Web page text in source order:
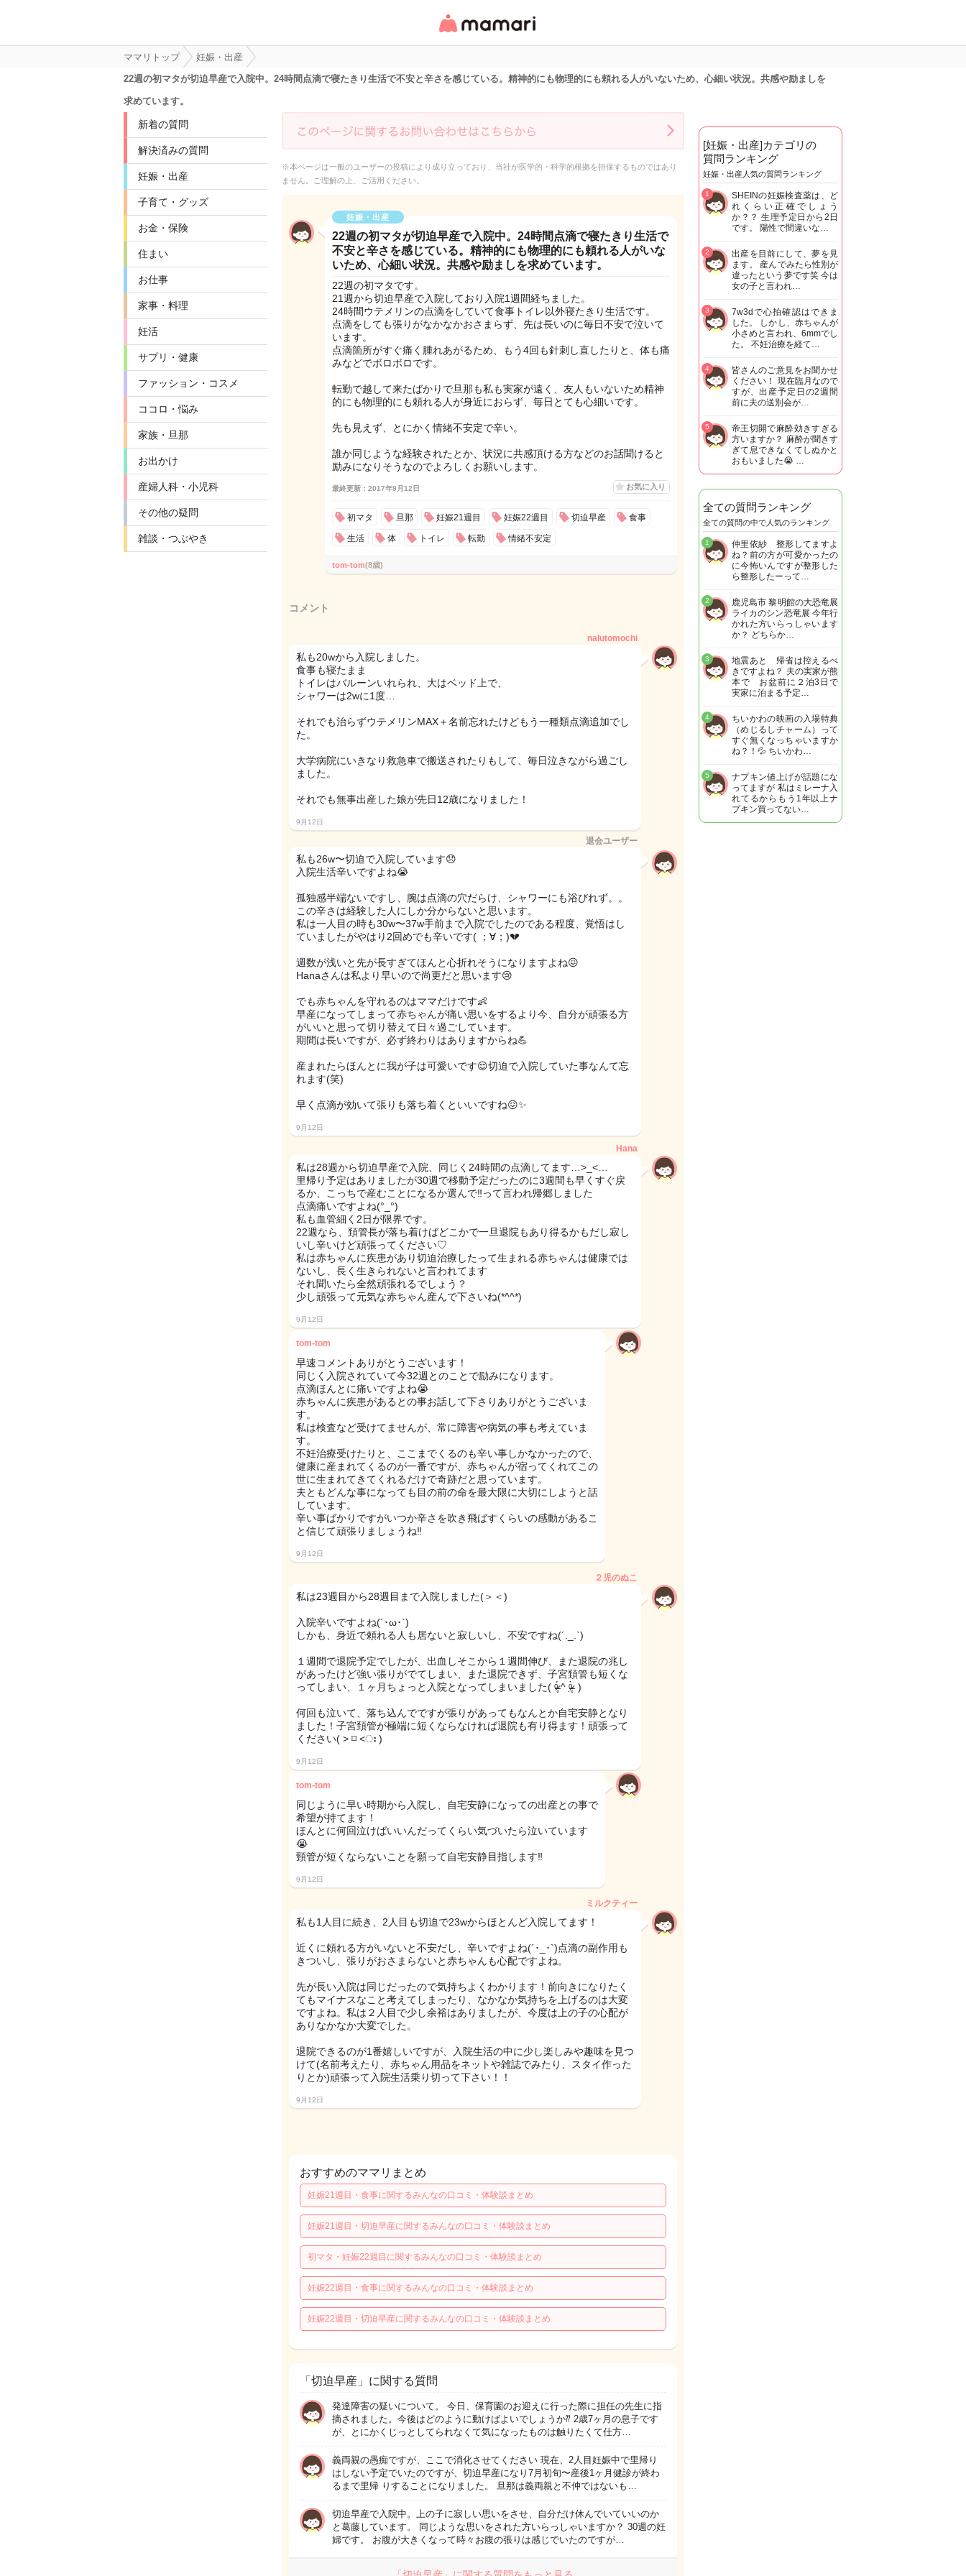
リ・情報サイト
ママリトップ
妊娠・出産
22週の初マタが切迫早産で入院中。24時間点滴で寝たきり生活で不安と辛さを感じている。精神的にも物理的にも頼れる人がいないため、心細い状況。共感や励ましを
求めています。
新着の質問
解決済みの質問
妊娠・出産
子育て・グッズ
お金・保険
住まい
お仕事
家事・料理
妊活
サプリ・健康
ファッション・コスメ
ココロ・悩み
家族・旦那
お出かけ
産婦人科・小児科
その他の疑問
雑談・つぶやき
※本ページは一般のユーザーの投稿により成り立っており、当社が医学的・科学的根拠を担保するものではあり
ません。ご理解の上、ご活用ください。
妊娠・出産
22週の初マタが切迫早産で入院中。24時間点滴で寝たきり生活で
不安と辛さを感じている。精神的にも物理的にも頼れる人がいな
いため、心細い状況。共感や励ましを求めています。
22週の初マタです。
21週から切迫早産で入院しており入院1週間経ちました。
24時間ウテメリンの点滴をしていて食事トイレ以外寝たきり生活です。
点滴をしても張りがなかなかおさまらず、先は長いのに毎日不安で泣いて
います。
点滴箇所がすぐ痛く腫れあがるため、もう4回も針刺し直したりと、体も痛
みなどでボロボロです。
転勤で越して来たばかりで旦那も私も実家が遠く、友人もいないため精神
的にも物理的にも頼れる人が身近におらず、毎日とても心細いです。
先も見えず、とにかく情緒不安定で辛い。
誰か同じような経験されたとか、状況に共感頂ける方などのお話聞けると
励みになりそうなのでよろしくお願いします。
最終更新：2017年9月12日 お気に入り
初マタ 旦那 妊娠21週目 妊娠22週目 切迫早産 食事
生活 体 トイレ 転勤 情緒不安定
tom-tom(8歳)
コメント
nalutomochi
私も20wから入院しました。
食事も寝たまま
トイレはバルーンいれられ、大はベッド上で、
シャワーは2wに1度…
それでも治らずウテメリンMAX＋名前忘れたけどもう一種類点滴追加でし
た。
大学病院にいきなり救急車で搬送されたりもして、毎日泣きながら過ごし
ました。
それでも無事出産した娘が先日12歳になりました！
9月12日
退会ユーザー
私も26w〜切迫で入院しています😞
入院生活辛いですよね😭
孤独感半端ないですし、腕は点滴の穴だらけ、シャワーにも浴びれず。。
この辛さは経験した人にしか分からないと思います。
私は一人目の時も30w〜37w手前まで入院でしたのである程度、覚悟はし
ていましたがやはり2回めでも辛いです( ；∀；)💔
週数が浅いと先が長すぎてほんと心折れそうになりますよね😖
Hanaさんは私より早いので尚更だと思います😢
でも赤ちゃんを守れるのはママだけです👶
早産になってしまって赤ちゃんが痛い思いをするより今、自分が頑張る方
がいいと思って切り替えて日々過ごしています。
期間は長いですが、必ず終わりはありますからね💪
産まれたらほんとに我が子は可愛いです😌切迫で入院していた事なんて忘
れます(笑)
早く点滴が効いて張りも落ち着くといいですね😖✨
9月12日
Hana
私は28週から切迫早産で入院、同じく24時間の点滴してます…>_<…
里帰り予定はありましたが30週で移動予定だったのに3週間も早くすぐ戻
るか、こっちで産むことになるか選んで‼︎って言われ帰郷しました
点滴痛いですよね(°_°)
私も血管細く2日が限界です。
22週なら、頚管長が落ち着けばどこかで一旦退院もあり得るかもだし寂し
いし辛いけど頑張ってください♡
私は赤ちゃんに疾患があり切迫治療したって生まれる赤ちゃんは健康では
ないし、長く生きられないと言われてます
それ聞いたら全然頑張れるでしょう？
少し頑張って元気な赤ちゃん産んで下さいね(*^^*)
9月12日
tom-tom
早速コメントありがとうございます！
同じく入院されていて今32週とのことで励みになります。
点滴ほんとに痛いですよね😭
赤ちゃんに疾患があるとの事お話して下さりありがとうございま
す。
私は検査など受けてませんが、常に障害や病気の事も考えていま
す。
不妊治療受けたりと、ここまでくるのも辛い事しかなかったので、
健康に産まれてくるのが一番ですが、赤ちゃんが宿ってくれてこの
世に生まれてきてくれるだけで奇跡だと思っています。
夫ともどんな事になっても目の前の命を最大限に大切にしようと話
しています。
辛い事ばかりですがいつか辛さを吹き飛ばすくらいの感動があるこ
と信じて頑張りましょうね‼︎
9月12日
２児のぬこ
私は23週目から28週目まで入院しました(＞＜)
入院辛いですよね(´･ω･`)
しかも、身近で頼れる人も居ないと寂しいし、不安ですね(´._.`)
１週間で退院予定でしたが、出血しそこから１週間伸び、また退院の兆し
があったけど強い張りがでてしまい、また退院できず、子宮頚管も短くな
ってしまい、１ヶ月ちょっと入院となってしまいました( ᵒ̴̶̷̥́ ^ ᵒ̴̶̷̣̥̀ )
何回も泣いて、落ち込んでですが張りがあってもなんとか自宅安静となり
ました！子宮頚管が極端に短くならなければ退院も有り得ます！頑張って
ください( ˃ ⌑ ˂ഃ )
9月12日
tom-tom
同じように早い時期から入院し、自宅安静になっての出産との事で
希望が持てます！
ほんとに何回泣けばいいんだってくらい気づいたら泣いています
😭
頸管が短くならないことを願って自宅安静目指します‼︎
9月12日
ミルクティー
私も1人目に続き、2人目も切迫で23wからほとんど入院してます！
近くに頼れる方がいないと不安だし、辛いですよね(´･_･`)点滴の副作用も
きついし、張りがおさまらないと赤ちゃんも心配ですよね。
先が長い入院は同じだったので気持ちよくわかります！前向きになりたく
てもマイナスなこと考えてしまったり、なかなか気持ちを上げるのは大変
ですよね。私は２人目で少し余裕はありましたが、今度は上の子の心配が
ありなかなか大変でした。
退院できるのが1番嬉しいですが、入院生活の中に少し楽しみや趣味を見つ
けて(名前考えたり、赤ちゃん用品をネットや雑誌でみたり、スタイ作った
りとか)頑張って入院生活乗り切って下さい！！
9月12日
おすすめのママリまとめ
妊娠21週目・食事に関するみんなの口コミ・体験談まとめ
妊娠21週目・切迫早産に関するみんなの口コミ・体験談まとめ
初マタ・妊娠22週目に関するみんなの口コミ・体験談まとめ
妊娠22週目・食事に関するみんなの口コミ・体験談まとめ
妊娠22週目・切迫早産に関するみんなの口コミ・体験談まとめ
「切迫早産」に関する質問
発達障害の疑いについて。 今日、保育園のお迎えに行った際に担任の先生に指
摘されました。今後はどのように動けばよいでしょうか⁇ 2歳7ヶ月の息子です
が、とにかくじっとしてられなくて気になったものは触りたくて仕方…
義両親の愚痴ですが、ここで消化させてください 現在、2人目妊娠中で里帰り
はしない予定でいたのですが、切迫早産になり7月初旬〜産後1ヶ月健診が終わ
るまで里帰 りすることになりました。 旦那は義両親と不仲ではないも…
切迫早産で入院中。上の子に寂しい思いをさせ、自分だけ休んでいていいのか
と葛藤しています。 同じような思いをされた方いらっしゃいますか？ 30週の妊
婦です。 お腹が大きくなって時々お腹の張りは感じでいたのですが…
[妊娠・出産]カテゴリの
質問ランキング
妊娠・出産人気の質問ランキング
SHEINの妊娠検査薬は、ど
れくらい正確でしょう
か？？ 生理予定日から2日
です。 陽性で間違いな…
1
出産を目前にして、夢を見
ます。 産んでみたら性別が
違ったという夢です笑 今は
女の子と言われ…
2
7w3dで心拍確認はできま
した。 しかし、赤ちゃんが
小さめと言われ、6mmでし
た。 不妊治療を経て…
3
皆さんのご意見をお聞かせ
ください！ 現在臨月なので
すが、出産予定日の2週間
前に夫の送別会が…
4
帝王切開で麻酔効きすぎる
方いますか？ 麻酔が聞きす
ぎて息できなくてしぬかと
おもいました😭 …
5
全ての質問ランキング
全ての質問の中で人気のランキング
仲里依紗 整形してますよ
ね？前の方が可愛かったの
に今怖いんですが整形した
ら整形したーって…
1
鹿児島市 黎明館の大恐竜展
ライカのシン恐竜展 今年行
かれた方いらっしゃいます
か？ どちらか…
2
地震あと 帰省は控えるべ
きですよね？ 夫の実家が熊
本で お盆前に２泊3日で
実家に泊まる予定…
3
ちいかわの映画の入場特典
（めじるしチャーム）って
すぐ無くなっちゃいますか
ね？！💦 ちいかわ…
4
ナプキン値上げが話題にな
ってますが 私はミレーナ入
れてるからもう1年以上ナ
プキン買ってない…
5